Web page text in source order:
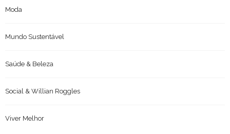
Moda
Mundo Sustentável
Saúde & Beleza
Social & Willian Roggles
Viver Melhor